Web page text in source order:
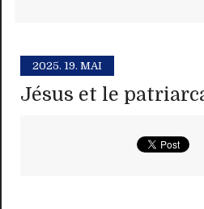
2025. 19. MAI
Jésus et le